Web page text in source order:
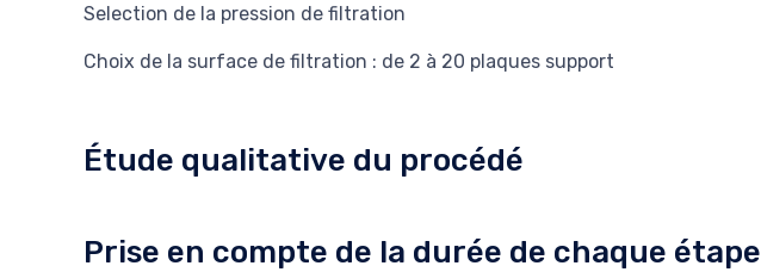
Selection de la pression de filtration
Choix de la surface de filtration : de 2 à 20 plaques support
Étude qualitative du procédé
Prise en compte de la durée de chaque étape